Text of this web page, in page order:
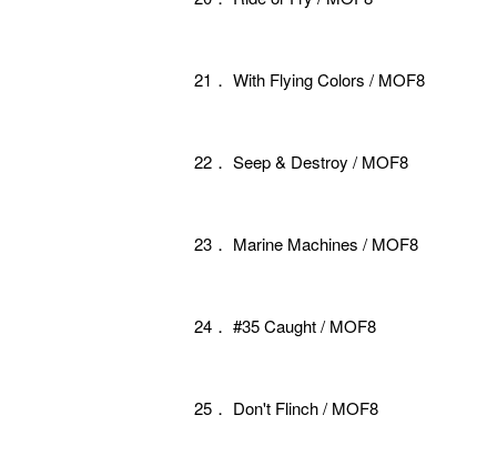
21． With Flying Colors / MOF8
22． Seep & Destroy / MOF8
23． Marine Machines / MOF8
24． #35 Caught / MOF8
25． Don't Flinch / MOF8